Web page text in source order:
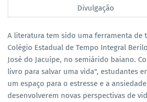
Divulgação
A literatura tem sido uma ferramenta de
Colégio Estadual de Tempo Integral
José do Jacuípe, no semiárido baiano.
livro para salvar uma vida", estudantes
um espaço para o estresse e a
desenvolverem novas perspectivas de